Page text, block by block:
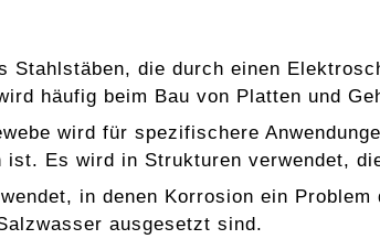
die durch einen
häufig beim Bau von Platten und
wird für spezifischere
Es wird in Strukturen verwendet,
in denen Korrosion ein
ausgesetzt sind.